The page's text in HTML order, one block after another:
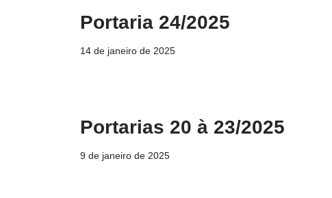
Portaria 24/2025
14 de janeiro de 2025
Portarias 20 à 23/2025
9 de janeiro de 2025